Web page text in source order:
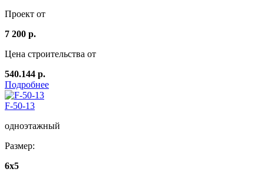
Проект от
7 200 р.
Цена строительства от
540.144 р.
Подробнее
F-50-13
одноэтажный
Размер:
6x5